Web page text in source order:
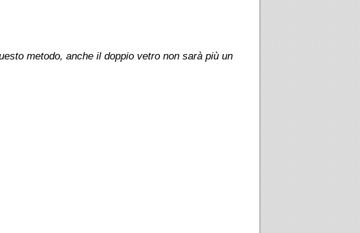
metodo, anche il doppio vetro non sarà più un